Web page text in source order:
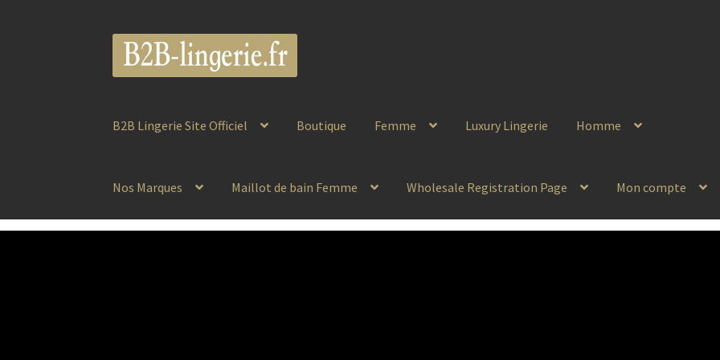
Aller
la
Aller
au
contenu
B2B Lingerie Site Officiel Boutique Femme Luxury Lingerie Homme
Nos Marques Maillot de bain Femme Wholesale Registration Page Mon compte